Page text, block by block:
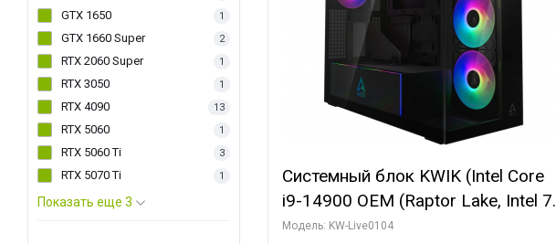
GTX 1650 1
GTX 1660 Super 2
RTX 2060 Super 1
RTX 3050 1
RTX 4090 13
RTX 5060 1
RTX 5060 Ti 3
RTX 5070 Ti 1
Показать еще 3
Системный блок KWIK (Intel Core
i9-14900 OEM (Raptor Lake, Intel 7,
C24 16EC/8PC// 64 ГБ ОЗУ (2
Модель: KW-Live0104